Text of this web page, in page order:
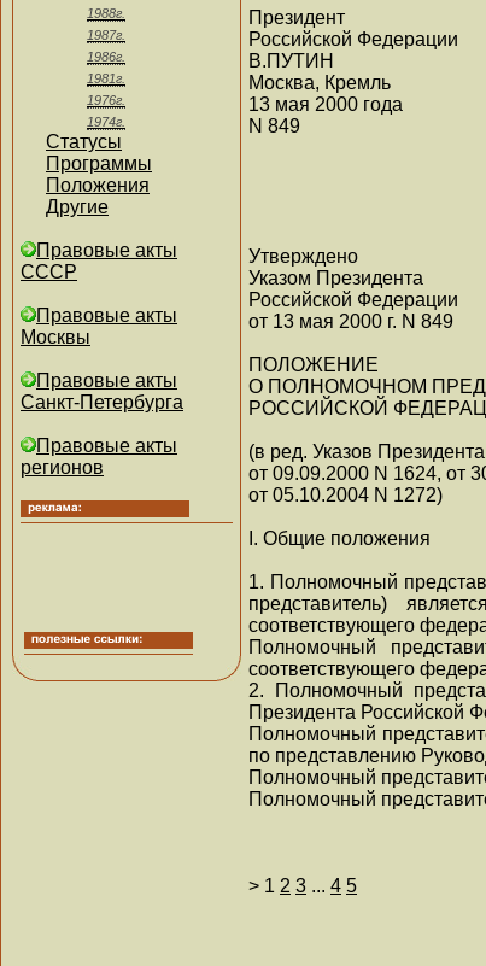
1988г.
1987г.
1986г.
1981г.
1976г.
1974г.
Статусы
Программы
Положения
Другие
Правовые акты
СССР
Правовые акты
Москвы
Правовые акты
Санкт-Петербурга
Правовые акты
регионов
Президент
Российской Федерации
В.ПУТИН
Москва, Кремль
13 мая 2000 года
N 849
Утверждено
Указом Президента
Российской Федерации
от 13 мая 2000 г. N 849
ПОЛОЖЕНИЕ
О ПОЛНОМОЧНОМ
РОССИЙСКОЙ
(в ред. Указов
от 09.09.2000 N 1624, от
от 05.10.2004 N 1272)
I. Общие положения
1. Полномочный
представитель)
соответствующего
Полномочный
соответствующего
2. Полномочный
Президента Российской
Полномочный
по представлению
Полномочный
Полномочный
> 1 2 3 ... 4 5